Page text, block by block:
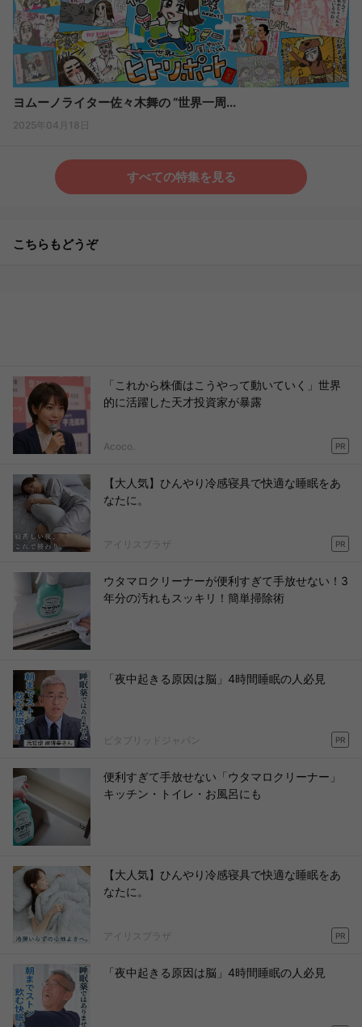
ヨムーノライター佐々木舞の “世界一周...
2025年04月18日
すべての特集を見る
こちらもどうぞ
「これから株価はこうやって動いていく」世界
的に活躍した天才投資家が暴露
Acoco. PR
【大人気】ひんやり冷感寝具で快適な睡眠をあ
なたに。
アイリスプラザ PR
ウタマロクリーナーが便利すぎて手放せない！3
年分の汚れもスッキリ！簡単掃除術
「夜中起きる原因は脳」4時間睡眠の人必見
ビタブリッドジャパン PR
便利すぎて手放せない「ウタマロクリーナー」
キッチン・トイレ・お風呂にも
【大人気】ひんやり冷感寝具で快適な睡眠をあ
なたに。
アイリスプラザ PR
「夜中起きる原因は脳」4時間睡眠の人必見